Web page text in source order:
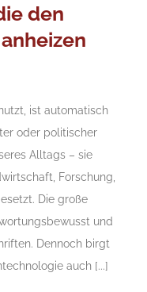
den
ist automatisch
oder politischer
Alltags – sie
Forschung,
Die große
und
Dennoch birgt
auch [...]